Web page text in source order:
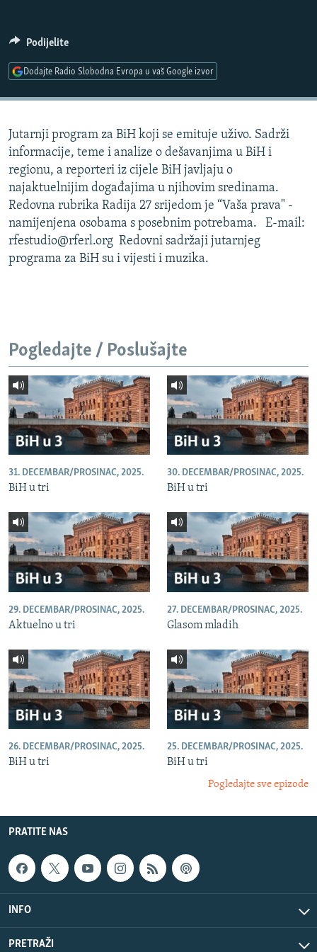
DNEVNO@RSE
SPECIJALI RSE
POPLAVE I KLIZIŠTA U BIH 2024.
TV LIBERTY
POST SCRIPTUM
MOJA EVROPA
TRI DECENIJE OD RATA U BIH
SVE KARTE DEJTONA
PRATITE NAS
Sve RFE/RL stranice
Podijelite
Dodajte Radio Slobodna Evropa u vaš Google izvor
Jutarnji program za BiH koji se emituje uživo. Sadrži
informacije, teme i analize o dešavanjima u BiH i
regionu, a reporteri iz cijele BiH javljaju o
najaktuelnijim događajima u njihovim sredinama.
Redovna rubrika Radija 27 srijedom je “Vaša prava" -
namijenjena osobama s posebnim potrebama. E-mail:
rfestudio@rferl.org Redovni sadržaji jutarnjeg
programa za BiH su i vijesti i muzika.
Pogledajte / Poslušajte
31. DECEMBAR/PROSINAC, 2025.
BiH u tri
30. DECEMBAR/PROSINAC, 2025.
BiH u tri
29. DECEMBAR/PROSINAC, 2025.
Aktuelno u tri
27. DECEMBAR/PROSINAC, 2025.
Glasom mladih
26. DECEMBAR/PROSINAC, 2025.
BiH u tri
25. DECEMBAR/PROSINAC, 2025.
BiH u tri
Pogledajte sve epizode
PRATITE NAS
INFO
PRETRAŽI